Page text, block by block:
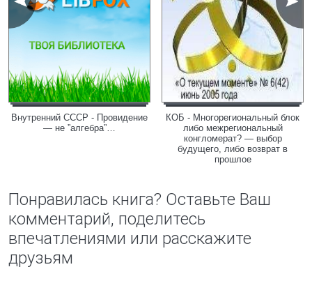
Внутренний СССР - Провидение
— не ”алгебра”…
КОБ - Многорегиональный блок
либо межрегиональный
конгломерат? — выбор
будущего, либо возврат в
прошлое
Понравилась книга? Оставьте Ваш
комментарий, поделитесь
впечатлениями или расскажите
друзьям